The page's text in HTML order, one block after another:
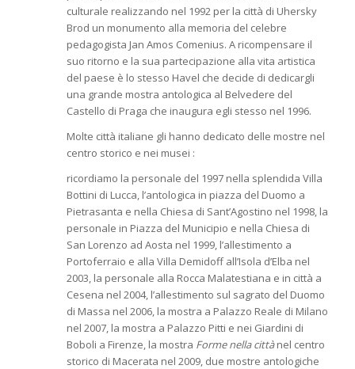
culturale realizzando nel 1992 per la città di Uhersky
Brod un monumento alla memoria del celebre
pedagogista Jan Amos Comenius. A ricompensare il
suo ritorno e la sua partecipazione alla vita artistica
del paese è lo stesso Havel che decide di dedicargli
una grande mostra antologica al Belvedere del
Castello di Praga che inaugura egli stesso nel 1996.
Molte città italiane gli hanno dedicato delle mostre nel
centro storico e nei musei :
ricordiamo la personale del 1997 nella splendida Villa
Bottini di Lucca, l’antologica in piazza del Duomo a
Pietrasanta e nella Chiesa di Sant’Agostino nel 1998, la
personale in Piazza del Municipio e nella Chiesa di
San Lorenzo ad Aosta nel 1999, l’allestimento a
Portoferraio e alla Villa Demidoff all’Isola d’Elba nel
2003, la personale alla Rocca Malatestiana e in città a
Cesena nel 2004, l’allestimento sul sagrato del Duomo
di Massa nel 2006, la mostra a Palazzo Reale di Milano
nel 2007, la mostra a Palazzo Pitti e nei Giardini di
Boboli a Firenze, la mostra Forme nella cittànel centro
storico di Macerata nel 2009, due mostre antologiche